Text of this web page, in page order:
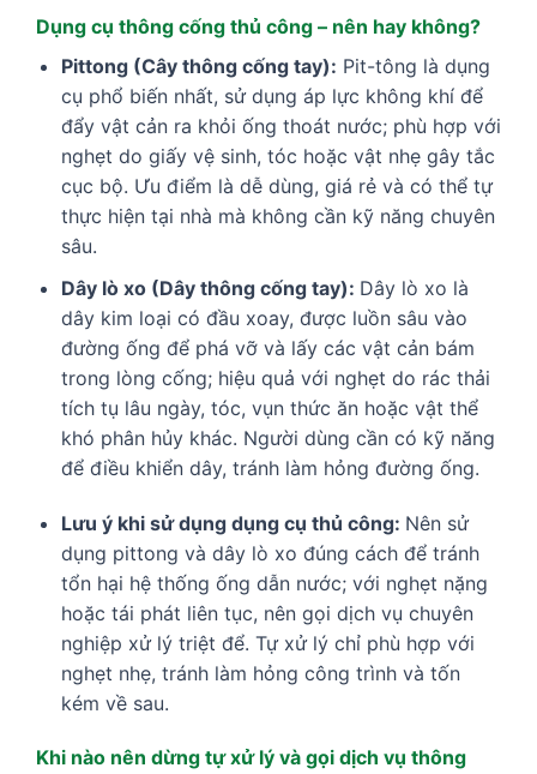
Dụng cụ thông cống thủ công – nên hay không?
Pittong (Cây thông cống tay): Pit-tông là dụng
cụ phổ biến nhất, sử dụng áp lực không khí để
đẩy vật cản ra khỏi ống thoát nước; phù hợp với
nghẹt do giấy vệ sinh, tóc hoặc vật nhẹ gây tắc
cục bộ. Ưu điểm là dễ dùng, giá rẻ và có thể tự
thực hiện tại nhà mà không cần kỹ năng chuyên
sâu.
Dây lò xo (Dây thông cống tay): Dây lò xo là
dây kim loại có đầu xoay, được luồn sâu vào
đường ống để phá vỡ và lấy các vật cản bám
trong lòng cống; hiệu quả với nghẹt do rác thải
tích tụ lâu ngày, tóc, vụn thức ăn hoặc vật thể
khó phân hủy khác. Người dùng cần có kỹ năng
để điều khiển dây, tránh làm hỏng đường ống.
Lưu ý khi sử dụng dụng cụ thủ công: Nên sử
dụng pittong và dây lò xo đúng cách để tránh
tổn hại hệ thống ống dẫn nước; với nghẹt nặng
hoặc tái phát liên tục, nên gọi dịch vụ chuyên
nghiệp xử lý triệt để. Tự xử lý chỉ phù hợp với
nghẹt nhẹ, tránh làm hỏng công trình và tốn
kém về sau.
Khi nào nên dừng tự xử lý và gọi dịch vụ thông